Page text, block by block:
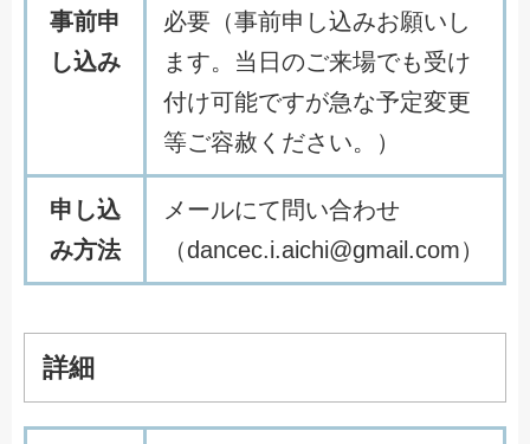
事前申
し込み
必要（事前申し込みお願いし
ます。当日のご来場でも受け
付け可能ですが急な予定変更
等ご容赦ください。）
申し込
み方法
メールにて問い合わせ
（dancec.i.aichi@gmail.com）
詳細